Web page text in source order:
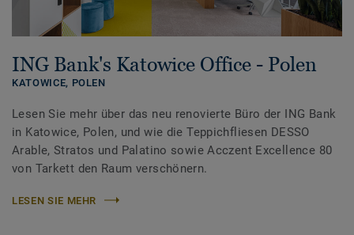
ING Bank's Katowice Office - Polen
KATOWICE, POLEN
Lesen Sie mehr über das neu renovierte Büro der ING Bank
in Katowice, Polen, und wie die Teppichfliesen DESSO
Arable, Stratos und Palatino sowie Acczent Excellence 80
von Tarkett den Raum verschönern.
LESEN SIE MEHR